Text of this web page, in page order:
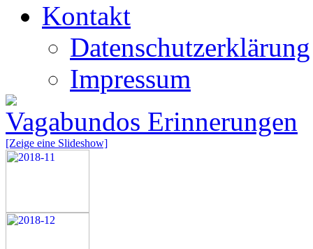
Kontakt
Datenschutzerklärung
Impressum
Vagabundos Erinnerungen
[Zeige eine Slideshow]